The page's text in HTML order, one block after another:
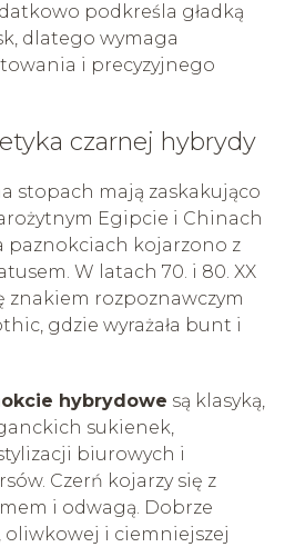
podkreśla gładką
dlatego wymaga
i precyzyjnego
czarnej hybrydy
stopach mają zaskakująco
Egipcie i Chinach
kojarzono z
W latach 70. i 80. XX
znakiem rozpoznawczym
gdzie wyrażała bunt i
hybrydowe są klasyką,
sukienek,
biurowych i
Czerń kojarzy się z
i odwagą. Dobrze
oliwkowej i ciemniejszej